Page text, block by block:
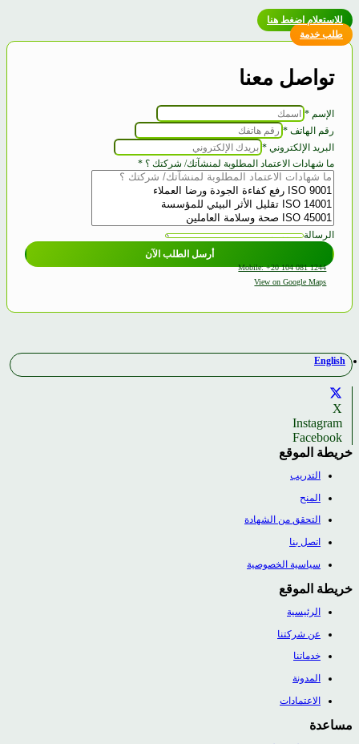
للاستعلام اضغط هنا
طلب خدمة
تواصل معنا
الإسم *
رقم الهاتف *
رقم
شركتك
شهادات
البريد الإلكتروني *
ما شهادات الاعتماد المطلوبة لمنشآتك/ شركتك ؟ *
الرسالة
أرسل الطلب الآن
Mobile: +20 104 081 1244
View on Google Maps
English
X
Instagram
Facebook
خريطة الموقع
التدريب
المنح
التحقق من الشهادة
اتصل بنا
سياسية الخصوصية
خريطة الموقع
الرئيسية
عن شركتنا
خدماتنا
المدونة
الاعتمادات
مساعدة